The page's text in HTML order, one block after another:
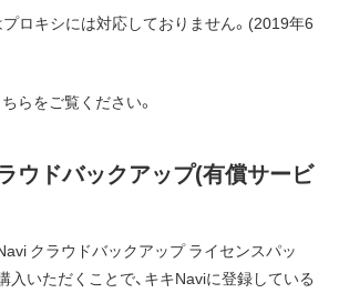
ロキシには対応しておりません。(2019年6
らをご覧ください。
ウドバックアップ(有償サービ
クラウドバックアップ ライセンスパッ
購入いただくことで、キキNaviに登録している